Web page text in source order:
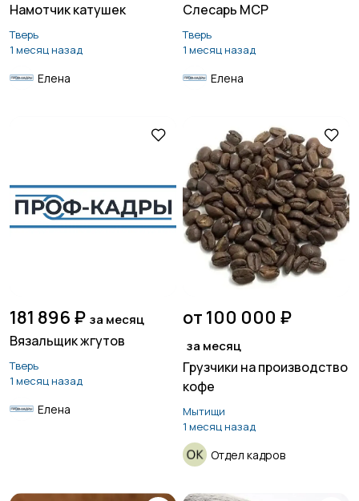
Намотчик катушек
Тверь
1 месяц назад
Елена
Слесарь МСР
Тверь
1 месяц назад
Елена
181 896 ₽ за месяц
Вязальщик жгутов
Тверь
1 месяц назад
Елена
от 100 000 ₽
за месяц
Грузчики на производство
кофе
Мытищи
1 месяц назад
Отдел кадров